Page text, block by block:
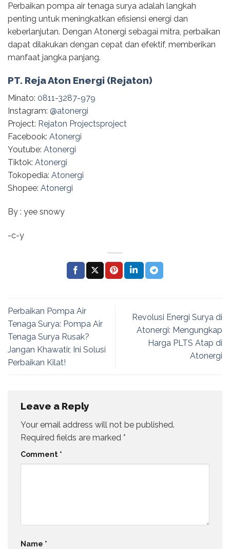
Perbaikan pompa air tenaga surya adalah langkah
penting untuk meningkatkan efisiensi energi dan
keberlanjutan. Dengan Atonergi sebagai mitra, perbaikan
dapat dilakukan dengan cepat dan efektif, memberikan
manfaat jangka panjang.
PT. Reja Aton Energi (Rejaton)
Minato: 0811-3287-979
Instagram: @‌atonergi
Project: Rejaton Projectsproject
Facebook: Atonergi
Youtube: Atonergi
Tiktok: Atonergi
Tokopedia: Atonergi
Shopee: Atonergi
By : yee snowy
-c-y
Perbaikan Pompa Air
Tenaga Surya: Pompa Air
Tenaga Surya Rusak?
Jangan Khawatir, Ini Solusi
Perbaikan Kilat!
Revolusi Energi Surya di
Atonergi: Mengungkap
Harga PLTS Atap di
Atonergi
Leave a Reply
Your email address will not be published.
Required fields are marked *
Comment *
Name *